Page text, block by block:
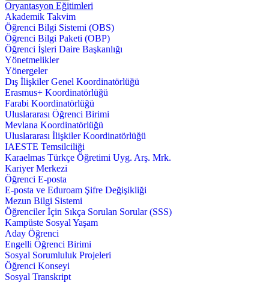
Oryantasyon Eğitimleri
Akademik Takvim
Öğrenci Bilgi Sistemi (OBS)
Öğrenci Bilgi Paketi (OBP)
Öğrenci İşleri Daire Başkanlığı
Yönetmelikler
Yönergeler
Dış İlişkiler Genel Koordinatörlüğü
Erasmus+ Koordinatörlüğü
Farabi Koordinatörlüğü
Uluslararası Öğrenci Birimi
Mevlana Koordinatörlüğü
Uluslararası İlişkiler Koordinatörlüğü
IAESTE Temsilciliği
Karaelmas Türkçe Öğretimi Uyg. Arş. Mrk.
Kariyer Merkezi
Öğrenci E-posta
E-posta ve Eduroam Şifre Değişikliği
Mezun Bilgi Sistemi
Öğrenciler İçin Sıkça Sorulan Sorular (SSS)
Kampüste Sosyal Yaşam
Aday Öğrenci
Engelli Öğrenci Birimi
Sosyal Sorumluluk Projeleri
Öğrenci Konseyi
Sosyal Transkript